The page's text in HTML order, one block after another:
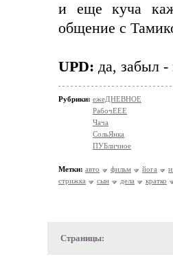
и еще куча
общение с
UPD: да, забыл -
Рубрики: ежеДНЕВНОЕ
РабочЕЕЕ
Чача
СольЯнка
ПУБличное
Метки: авто фильм йога
стрижка
сын дела кратко
Страницы: